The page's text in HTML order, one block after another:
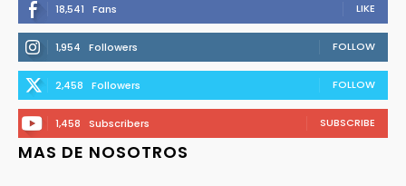
18,541 Fans LIKE
1,954 Followers FOLLOW
2,458 Followers FOLLOW
1,458 Subscribers SUBSCRIBE
MAS DE NOSOTROS